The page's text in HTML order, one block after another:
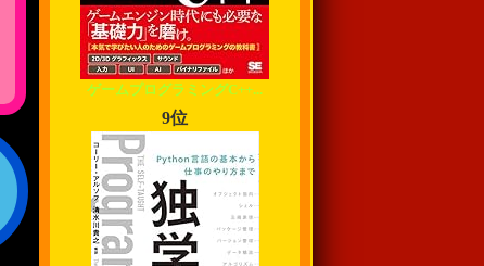
ゲームプログラミングC++...
9位